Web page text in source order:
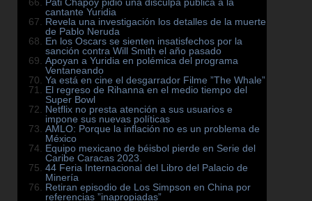
Pati Chapoy pidió una disculpa pública a la
cantante Yuridia
Revela una investigación los detalles de la muerte
de Pablo Neruda
En los Oscars se sienten insatisfechos por la
sanción contra Will Smith el año pasado
Apoyan a Yuridia en polémica del programa
Ventaneando
Ya está en cine el desgarrador Filme ”The Whale”
El regreso de Rihanna en el medio tiempo del
Super Bowl
Netflix no presta atención a sus usuarios e
impone sus nuevas políticas
AMLO: Porque la inflación no es un problema de
México
Equipo mexicano de béisbol pierde en Serie del
Caribe Caracas 2023.
44 Feria Internacional del Libro del Palacio de
Minería
Retiran episodio de Los Simpson en China por
referencias ”inapropiadas”